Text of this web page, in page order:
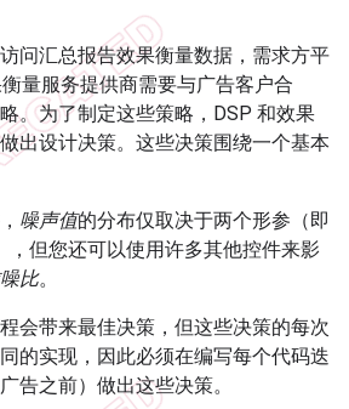
问汇总报告效果衡量数据，需求方平
量服务提供商需要与广告客户合
。为了制定这些策略，DSP 和效果
出设计决策。这些决策围绕一个基本
噪声值的分布仅取决于两个形参（即
，但您还可以使用许多其他控件来影
比。
会带来最佳决策，但这些决策的每次
的实现，因此必须在编写每个代码迭
告之前）做出这些决策。